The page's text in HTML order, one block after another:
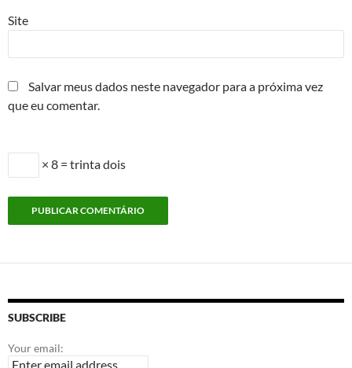
Site
Salvar meus dados neste navegador para a próxima vez
que eu comentar.
× 8 = trinta dois
SUBSCRIBE
Your email: